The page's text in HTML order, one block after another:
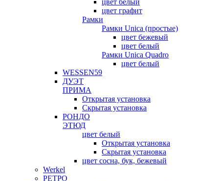
цвет графит
Рамки
Рамки Unica (простые)
цвет бежевый
цвет белый
Рамки Unica Quadro
цвет белый
WESSEN59
ДУЭТ
ПРИМА
Открытая установка
Скрытая установка
РОНДО
ЭТЮД
цвет белый
Открытая установка
Скрытая установка
цвет сосна, бук, бежевый
Werkel
РЕТРО